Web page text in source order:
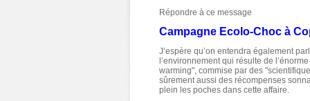
Répondre à ce message
Campagne Ecolo-Choc à
J’espère qu’on entendra également
l’environnement qui résulte de
warming", commise par des
sûrement aussi des récompenses
plein les poches dans cette affaire.